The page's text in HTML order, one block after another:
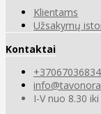
Klientams
Užsakymų
Kontaktai
+37067036834
I-V nuo 8.30